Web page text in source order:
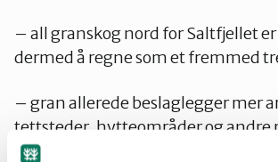
– all granskog nord for Saltfjellet
dermed å regne som et fremmed
– gran allerede beslaglegger mer
tettsteder, hytteområder og andre
arealinngrep.